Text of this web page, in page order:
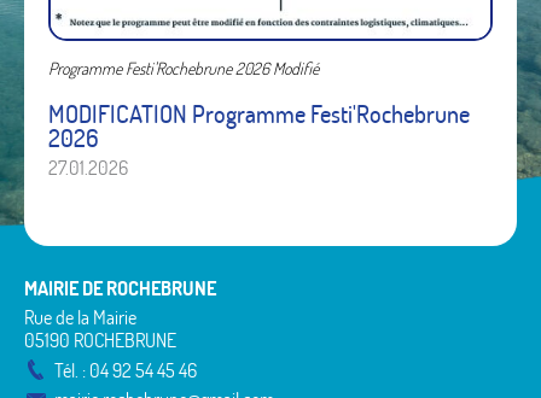
Programme Festi'Rochebrune 2026 Modifié
MODIFICATION Programme Festi'Rochebrune
2026
27.01.2026
MAIRIE DE ROCHEBRUNE
Rue de la Mairie
05190 ROCHEBRUNE
Tél. : 04 92 54 45 46